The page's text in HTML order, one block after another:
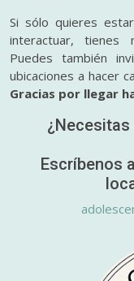
Si sólo quieres
interactuar, tienes
Puedes también
ubicaciones a hacer
Gracias por llegar
Escríbenos